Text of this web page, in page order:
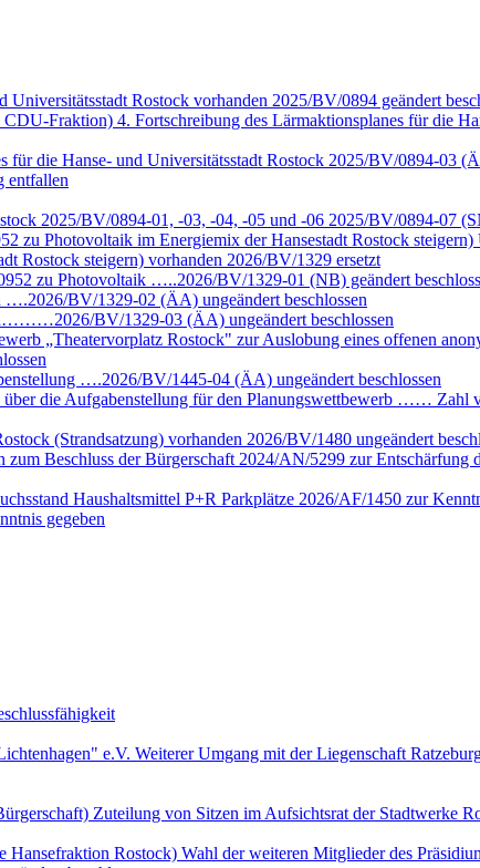
Rostock vorhanden 2025/BV/0894 geändert
Fraktion) 4. Fortschreibung des Lärmaktionsplanes für die
die Hanse- und Universitätsstadt Rostock 2025/BV/0894-03
entfallen
2025/BV/0894-01, -03, -04, -05 und -06 2025/BV/0894-07
zu Photovoltaik im Energiemix der Hansestadt Rostock
Rostock steigern) vorhanden 2026/BV/1329 ersetzt
zu Photovoltaik …..2026/BV/1329-01 (NB) geändert
BV/1329-02 (ÄA) ungeändert beschlossen
BV/1329-03 (ÄA) ungeändert beschlossen
„Theatervorplatz Rostock" zur Auslobung eines offenen
….2026/BV/1445-04 (ÄA) ungeändert beschlossen
die Aufgabenstellung für den Planungswettbewerb …… Zahl
(Strandsatzung) vorhanden 2026/BV/1480 ungeändert
Beschluss der Bürgerschaft 2024/AN/5299 zur Entschärfung
Haushaltsmittel P+R Parkplätze 2026/AF/1450 zur
gegeben
e.V. Weiterer Umgang mit der Liegenschaft
Zuteilung von Sitzen im Aufsichtsrat der Stadtwerke
Rostock) Wahl der weiteren Mitglieder des